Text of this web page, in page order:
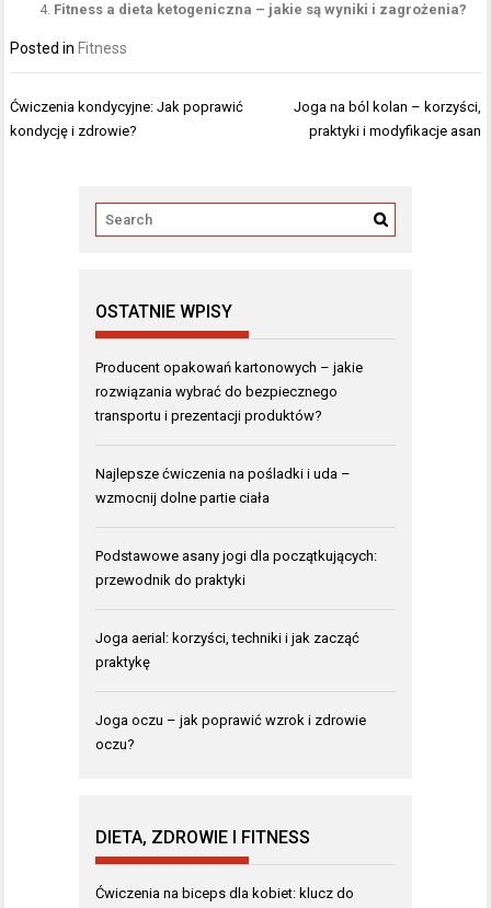
Fitness a dieta ketogeniczna – jakie są wyniki i zagrożenia?
Posted in Fitness
Nawigacja
wpisu
Ćwiczenia kondycyjne: Jak poprawić
kondycję i zdrowie?
Joga na ból kolan – korzyści,
praktyki i modyfikacje asan
OSTATNIE WPISY
Producent opakowań kartonowych – jakie
rozwiązania wybrać do bezpiecznego
transportu i prezentacji produktów?
Najlepsze ćwiczenia na pośladki i uda –
wzmocnij dolne partie ciała
Podstawowe asany jogi dla początkujących:
przewodnik do praktyki
Joga aerial: korzyści, techniki i jak zacząć
praktykę
Joga oczu – jak poprawić wzrok i zdrowie
oczu?
DIETA, ZDROWIE I FITNESS
Ćwiczenia na biceps dla kobiet: klucz do